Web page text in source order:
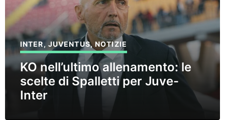
INTER, JUVENTUS,NOTIZIE
KO nell’ultimo allenamento: le
scelte di Spalletti per Juve-
Inter